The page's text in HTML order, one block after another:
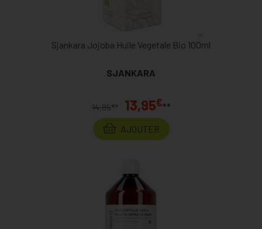
Sjankara Jojoba Huile Vegetale Bio 100ml
SJANKARA
14,85€ * 13,95€**
AJOUTER